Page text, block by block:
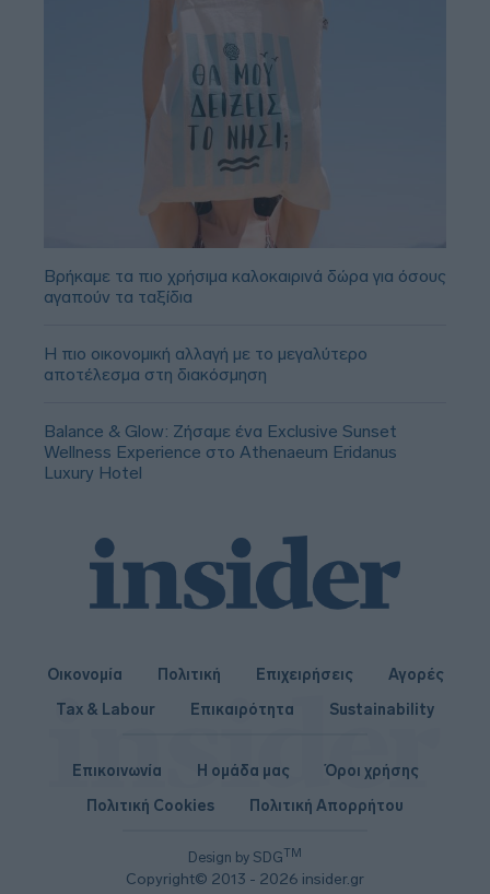
Βρήκαμε τα πιο χρήσιμα καλοκαιρινά δώρα για όσους
αγαπούν τα ταξίδια
Η πιο οικονομική αλλαγή με το μεγαλύτερο
αποτέλεσμα στη διακόσμηση
Balance & Glow: Ζήσαμε ένα Exclusive Sunset
Wellness Experience στο Athenaeum Eridanus
Luxury Hotel
Οικονομία Πολιτική Επιχειρήσεις
Αγορές
Tax & Labour
Επικαιρότητα Sustainability
Design by SDGTM
Copyright© 2013 - 2026 insider.gr
Επικοινωνία Η ομάδα μας
Όροι χρήσης
Πολιτική Cookies
Πολιτική Απορρήτου